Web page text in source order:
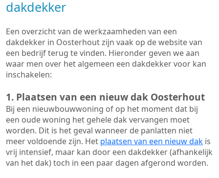
dakdekker
Een overzicht van de werkzaamheden van een
dakdekker in Oosterhout zijn vaak op de website van
een bedrijf terug te vinden. Hieronder geven we aan
waar men over het algemeen een dakdekker voor kan
inschakelen:
1. Plaatsen van een nieuw dak Oosterhout
Bij een nieuwbouwwoning of op het moment dat bij
een oude woning het gehele dak vervangen moet
worden. Dit is het geval wanneer de panlatten niet
meer voldoende zijn. Het plaatsen van een nieuw dak is
vrij intensief, maar kan door een dakdekker (afhankelijk
van het dak) toch in een paar dagen afgerond worden.